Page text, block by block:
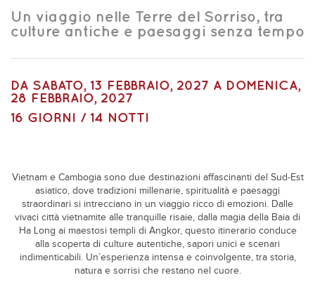
Un viaggio nelle Terre del Sorriso, tra
culture antiche e paesaggi senza tempo
DA SABATO, 13 FEBBRAIO, 2027 A DOMENICA,
28 FEBBRAIO, 2027
16 GIORNI / 14 NOTTI
Vietnam e Cambogia sono due destinazioni affascinanti del Sud-Est
asiatico, dove tradizioni millenarie, spiritualità e paesaggi
straordinari si intrecciano in un viaggio ricco di emozioni. Dalle
vivaci città vietnamite alle tranquille risaie, dalla magia della Baia di
Ha Long ai maestosi templi di Angkor, questo itinerario conduce
alla scoperta di culture autentiche, sapori unici e scenari
indimenticabili. Un’esperienza intensa e coinvolgente, tra storia,
natura e sorrisi che restano nel cuore.